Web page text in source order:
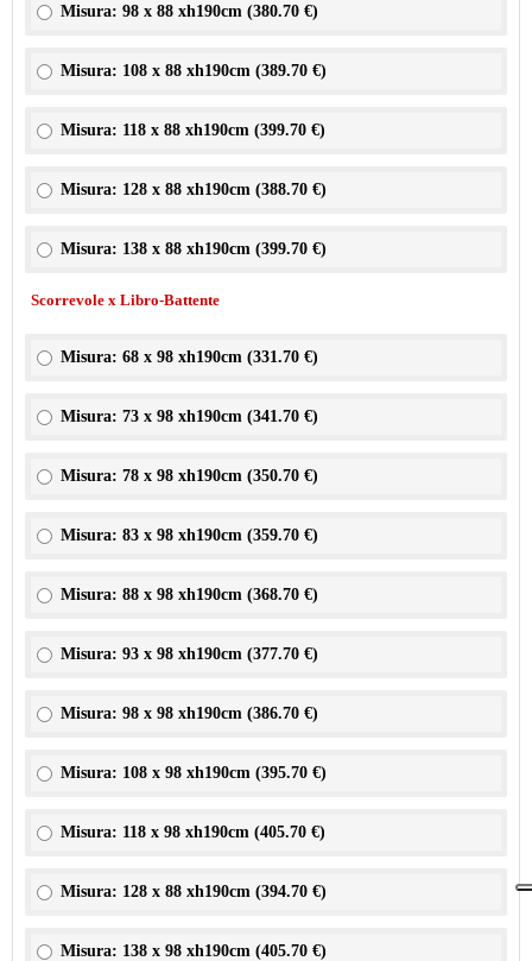
Misura: 98 x 88 xh190cm (380.70 €)
Misura: 108 x 88 xh190cm (389.70 €)
Misura: 118 x 88 xh190cm (399.70 €)
Misura: 128 x 88 xh190cm (388.70 €)
Misura: 138 x 88 xh190cm (399.70 €)
Scorrevole x Libro-Battente
Misura: 68 x 98 xh190cm (331.70 €)
Misura: 73 x 98 xh190cm (341.70 €)
Misura: 78 x 98 xh190cm (350.70 €)
Misura: 83 x 98 xh190cm (359.70 €)
Misura: 88 x 98 xh190cm (368.70 €)
Misura: 93 x 98 xh190cm (377.70 €)
Misura: 98 x 98 xh190cm (386.70 €)
Misura: 108 x 98 xh190cm (395.70 €)
Misura: 118 x 98 xh190cm (405.70 €)
Misura: 128 x 88 xh190cm (394.70 €)
Misura: 138 x 98 xh190cm (405.70 €)